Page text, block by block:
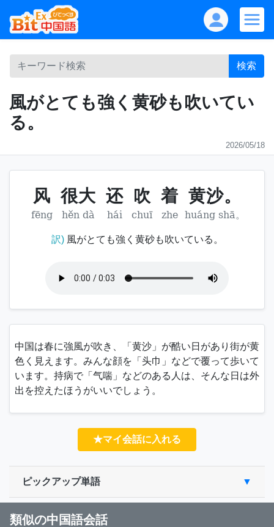
検索
風がとても強く黄砂も吹いてい
る。
2026/05/18
风 很大 还 吹 着 黄沙。
fēng hěn dà hái chuī zhe huáng shā。
訳)風がとても強く黄砂も吹いている。
中国は春に強風が吹き、「 黄沙 」が酷い日があり街が黄
色く見えます。みんな顔を「 头巾 」などで覆って歩いて
います。持病で「 气喘 」などのある人は、そんな日は外
出を控えたほうがいいでしょう。
★マイ会話に入れる
ピックアップ単語
類似の中国語会話